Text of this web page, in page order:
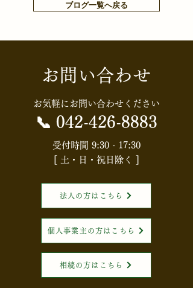
【知らないと損する⁉お金
や税金ニュース】【消費
税】食料品の消費税はど
うなる？「実質ゼロ化」
案の全体像
ブログ一覧へ戻る
お問い合わせ
お気軽にお問い合わせください
📞 042-426-8883
受付時間 9:30 - 17:30
[ 土・日・祝日除く ]
法人の方はこちら
個人事業主の方はこちら
相続の方はこちら